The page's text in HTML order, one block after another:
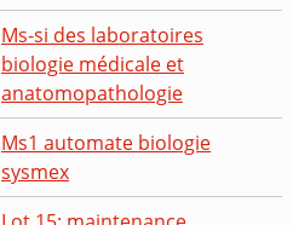
Ms-si des laboratoires
biologie médicale et
anatomopathologie
Ms1 automate biologie
sysmex